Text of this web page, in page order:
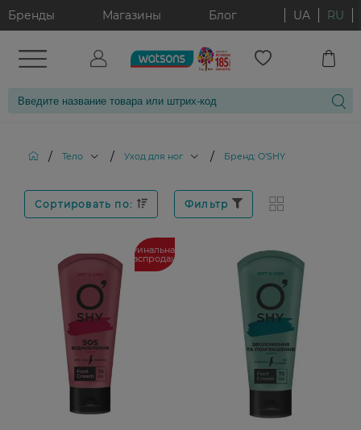
Бренды Магазины Блог UA RU
/ Тело / Уход для ног / Бренд: O'SHY
Сортировать по: Фильтр
Финальная
распродажа